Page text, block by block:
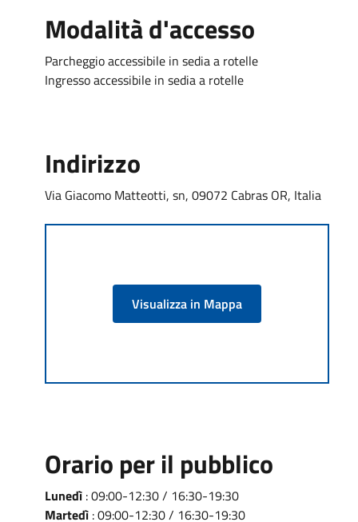
Modalità d'accesso
Parcheggio accessibile in sedia a rotelle
Ingresso accessibile in sedia a rotelle
Indirizzo
Via Giacomo Matteotti, sn, 09072 Cabras OR, Italia
Visualizza in Mappa
Orario per il pubblico
Lunedì : 09:00-12:30 / 16:30-19:30
Martedì : 09:00-12:30 / 16:30-19:30